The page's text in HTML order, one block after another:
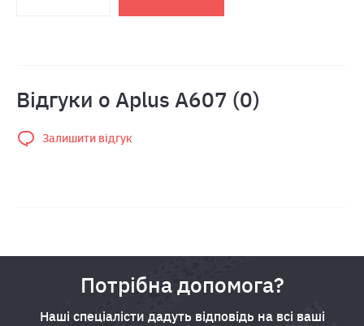
Відгуки о Aplus A607 (0)
Залишити відгук
Потрібна допомога?
Наші спеціалісти дадуть відповідь на всі ваші